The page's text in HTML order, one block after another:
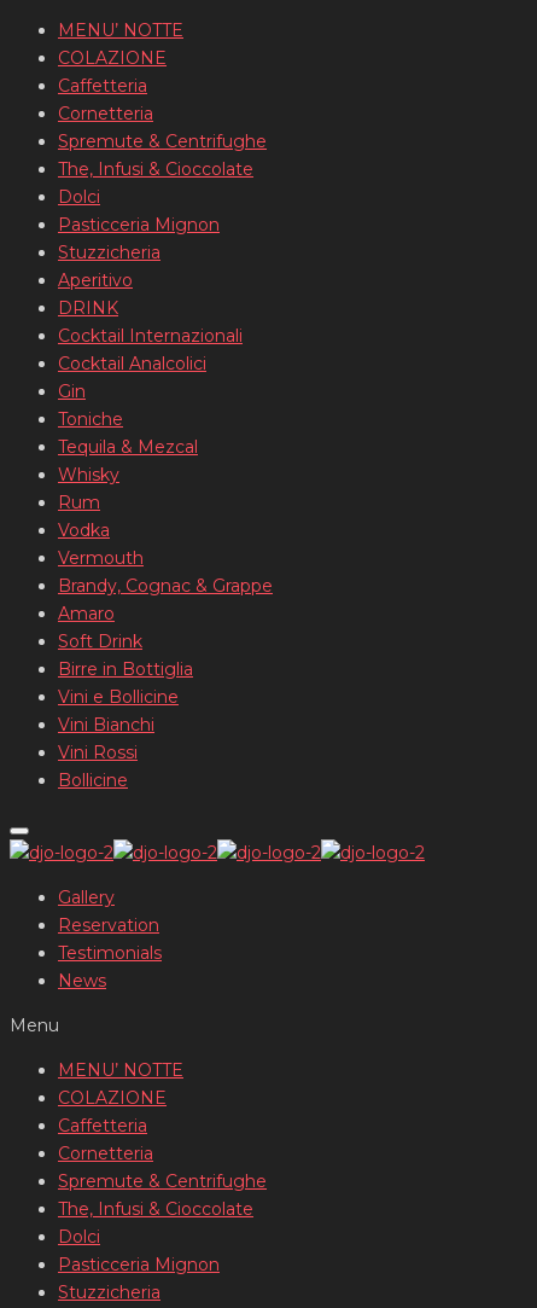
MENU’ NOTTE
COLAZIONE
Caffetteria
Cornetteria
Spremute & Centrifughe
The, Infusi & Cioccolate
Dolci
Pasticceria Mignon
Stuzzicheria
Aperitivo
DRINK
Cocktail Internazionali
Cocktail Analcolici
Gin
Toniche
Tequila & Mezcal
Whisky
Rum
Vodka
Vermouth
Brandy, Cognac & Grappe
Amaro
Soft Drink
Birre in Bottiglia
Vini e Bollicine
Vini Bianchi
Vini Rossi
Bollicine
Gallery
Reservation
Testimonials
News
Menu
MENU’ NOTTE
COLAZIONE
Caffetteria
Cornetteria
Spremute & Centrifughe
The, Infusi & Cioccolate
Dolci
Pasticceria Mignon
Stuzzicheria